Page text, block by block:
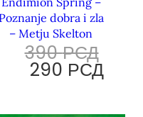
Poznanje dobra i zla
– Metju Skelton
390РСД
290 РСД